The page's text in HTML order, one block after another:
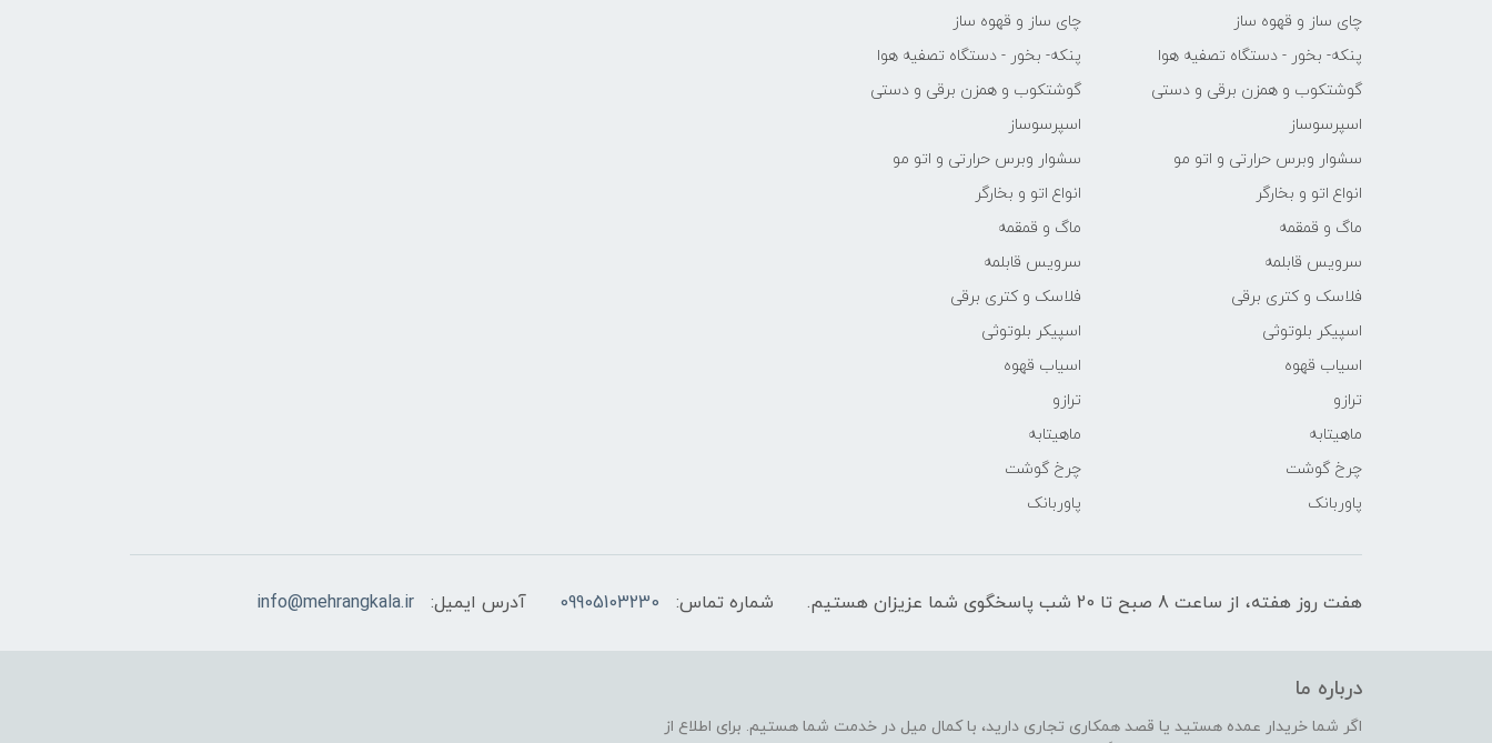
چای ساز و قهوه ساز
پنکه- بخور - دستگاه تصفیه هوا
گوشتکوب و همزن برقی و دستی
اسپرسوساز
سشوار وبرس حرارتی و اتو مو
انواع اتو و بخارگر
ماگ و قمقمه
سرویس قابلمه
فلاسک و کتری برقی
اسپیکر بلوتوثی
اسیاب قهوه
ترازو
ماهیتابه
چرخ گوشت
پاوربانک
چای ساز و قهوه ساز
پنکه- بخور - دستگاه تصفیه هوا
گوشتکوب و همزن برقی و دستی
اسپرسوساز
سشوار وبرس حرارتی و اتو مو
انواع اتو و بخارگر
ماگ و قمقمه
سرویس قابلمه
فلاسک و کتری برقی
اسپیکر بلوتوثی
اسیاب قهوه
ترازو
ماهیتابه
چرخ گوشت
پاوربانک
هفت روز هفته، از ساعت 8 صبح تا 20 شب پاسخگوی شما عزیزان هستیم. شماره تماس: 09905103230 آدرس ایمیل: info@mehrangkala.ir
درباره ما
اگر شما خریدار عمده هستید یا قصد همکاری تجاری دارید، با کمال میل در خدمت شما هستیم. برای اطلاع از